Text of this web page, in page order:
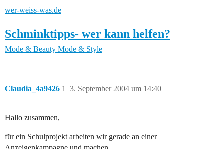
wer-weiss-was.de
Schminktipps- wer kann helfen?
Mode & Beauty Mode & Style
Claudia_4a9426 3. September 2004 um 14:40
1
Hallo zusammen,
für ein Schulprojekt arbeiten wir gerade an einer